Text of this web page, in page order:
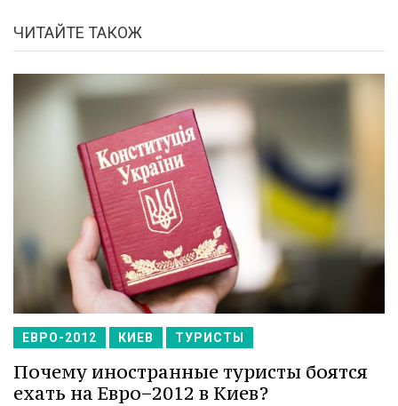
ЧИТАЙТЕ ТАКОЖ
ЕВРО-2012 КИЕВ ТУРИСТЫ
Почему иностранные туристы боятся
ехать на Евро−2012 в Киев?